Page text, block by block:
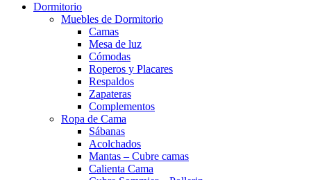
Dormitorio
Muebles de Dormitorio
Camas
Mesa de luz
Cómodas
Roperos y Placares
Respaldos
Zapateras
Complementos
Ropa de Cama
Sábanas
Acolchados
Mantas – Cubre camas
Calienta Cama